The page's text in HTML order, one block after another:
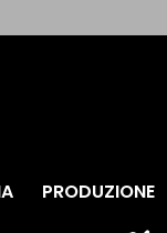
PRODUZIONE